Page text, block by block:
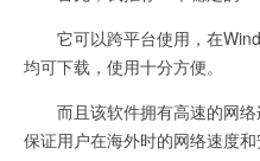
它可以跨平台使用，在
均可下载，使用十分方便。
而且该软件拥有高速的网络
保证用户在海外时的网络速度和